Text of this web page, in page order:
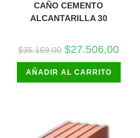
precio
actual
$105.643,00.
CAÑO CEMENTO
ALCANTARILLA 30
$35.169,00 El
precio
original
era:
$35.169,00.
$27.506,00El
AÑADIR AL CARRITO